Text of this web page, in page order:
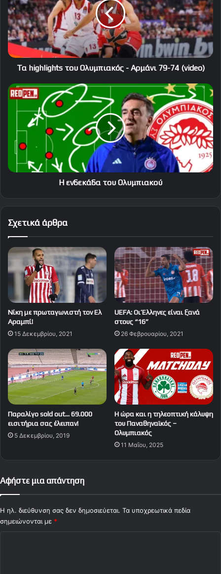
Ολυμπιακός
-
Αρμάνι
79-
74
(video)
Τα highlights του Ολυμπιακός - Αρμάνι 79-74 (video)
Η
ενδεκάδα
του
Ολυμπιακού
Η ενδεκάδα του Ολυμπιακού
Σχετικά άρθρα
Νίκη με πρωταγωνιστή τον Ελ
Αραμπί!
15 Δεκεμβρίου, 2021
UEFA: Οι Έλληνες είναι ξανά
στους “16”
26 Φεβρουαρίου, 2021
Παραλίγο sold out… 69.000
εισιτήρια σας έλειπαν!
5 Δεκεμβρίου, 2019
Η ώρα και η τηλεοπτική κάλυψη
του Παναθηναϊκός –
Ολυμπιακός
11 Μαΐου, 2025
Αφήστε μια απάντηση
Η ηλ. διεύθυνση σας δεν δημοσιεύεται. Τα υποχρεωτικά πεδία
σημειώνονται με *